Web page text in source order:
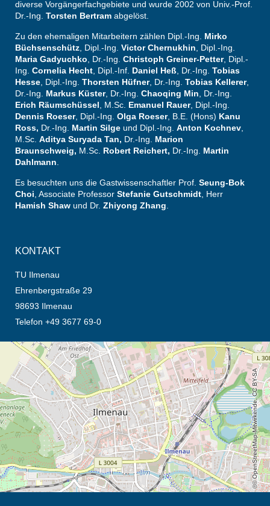
diverse Vorgängerfachgebiete und wurde 2002 von Univ.-Prof.
Dr.-Ing. Torsten Bertram abgelöst.
Zu den ehemaligen Mitarbeitern zählen Dipl.-Ing. Mirko
Büchsenschütz , Dipl.-Ing. Victor Chernukhin , Dipl.-Ing.
Maria Gadyuchko , Dr.-Ing. Christoph Greiner-Petter, Dipl.-
Ing. Cornelia Hecht , Dipl.-Inf. Daniel Heß , Dr.-Ing. Tobias
Hesse , Dipl.-Ing. Thorsten Hüfner, Dr.-Ing. Tobias Kellerer,
Dr.-Ing. Markus Küster, Dr.-Ing. Chaoqing Min , Dr.-Ing.
Erich Räumschüssel , M.Sc. Emanuel Rauer, Dipl.-Ing.
Dennis Roeser, Dipl.-Ing. Olga Roeser, B.E. (Hons) Kanu
Ross, Dr.-Ing. Martin Silge und Dipl.-Ing. Anton Kochnev
M.Sc. Aditya Suryada Tan, Dr.-Ing. Marion
Braunschweig, M.Sc. Robert Reichert, Dr.-Ing.
Martin
Dahlmann
Es besuchten uns die Gastwissenschaftler Prof. Seung-Bok
Choi , Associate Professor Stefanie Gutschmidt , Herr
Hamish Shaw und Dr. Zhiyong Zhang
KONTAKT
TU Ilmenau
Ehrenbergstraße 29
98693 Ilmenau
Telefon +49 3677 69-0
Öffnet die Anfahrtsbeschreibung in neuem Tab (Karte)
© OpenStreetMap-Mitwirkende, CC BY-SA